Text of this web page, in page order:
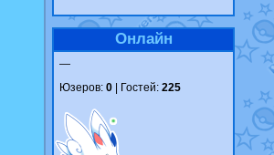
Онлайн
—
Юзеров: 0 | Гостей: 225